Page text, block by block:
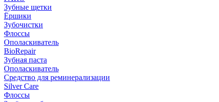
Зубные щетки
Ёршики
Зубочистки
Флоссы
Ополаскиватель
BioRepair
Зубная паста
Ополаскиватель
Средство для реминерализации
Silver Care
Флоссы